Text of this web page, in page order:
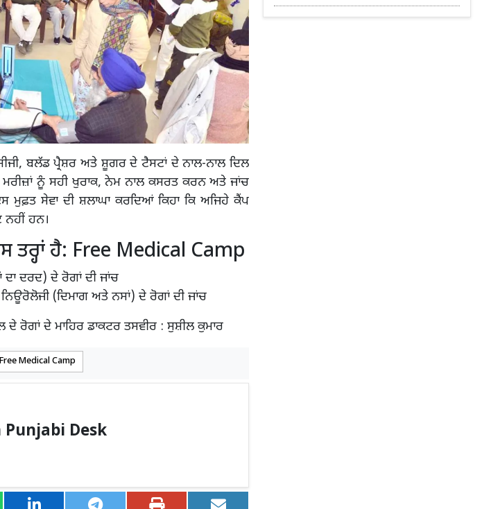
ਬਲੱਡ ਪ੍ਰੈਸ਼ਰ ਅਤੇ ਸ਼ੂਗਰ ਦੇ ਟੈਸਟਾਂ ਦੇ ਨਾਲ-ਨਾਲ ਦਿਲ
ਮਰੀਜ਼ਾਂ ਨੂੰ ਸਹੀ ਖੁਰਾਕ, ਨੇਮ ਨਾਲ ਕਸਰਤ ਕਰਨ ਅਤੇ ਜਾਂਚ
ਮੁਫ਼ਤ ਸੇਵਾ ਦੀ ਸ਼ਲਾਘਾ ਕਰਦਿਆਂ ਕਿਹਾ ਕਿ ਅਜਿਹੇ ਕੈਂਪ
ਨਹੀਂ ਹਨ।
ਤਰ੍ਹਾਂ ਹੈ: Free Medical Camp
ਦਰਦ) ਦੇ ਰੋਗਾਂ ਦੀ ਜਾਂਚ
(ਦਿਮਾਗ ਅਤੇ ਨਸਾਂ) ਦੇ ਰੋਗਾਂ ਦੀ ਜਾਂਚ
ਦੇ ਰੋਗਾਂ ਦੇ ਮਾਹਿਰ ਡਾਕਟਰ ਤਸਵੀਰ : ਸੁਸ਼ੀਲ ਕੁਮਾਰ
Free Medical Camp
Punjabi Desk